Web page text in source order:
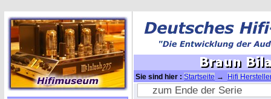
Sie sind hier : Startseite →
Hifi
Historie→Braun intern II (Bilanzen)→
zum Ende der Serie